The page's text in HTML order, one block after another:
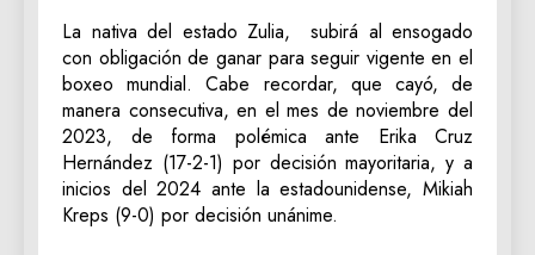
La nativa del estado Zulia, subirá al ensogado
con obligación de ganar para seguir vigente en el
boxeo mundial. Cabe recordar, que cayó, de
manera consecutiva, en el mes de noviembre del
2023, de forma polémica ante Erika Cruz
Hernández (17-2-1) por decisión mayoritaria, y a
inicios del 2024 ante la estadounidense, Mikiah
Kreps (9-0) por decisión unánime.